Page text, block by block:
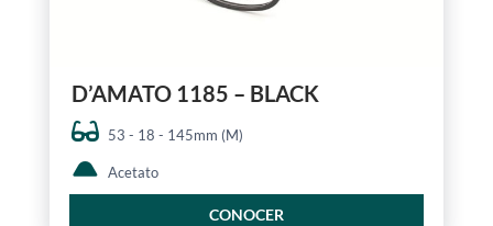
D’AMATO 1185 – BLACK
53 - 18 - 145mm (M)
Acetato
CONOCER